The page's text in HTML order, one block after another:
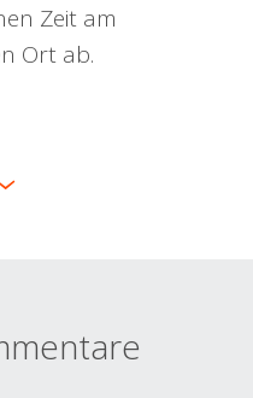
Zeit am
Ort ab.